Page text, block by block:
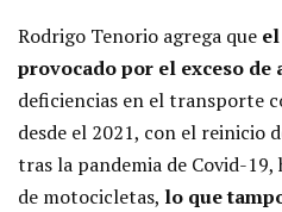
Rodrigo Tenorio agrega que
provocado por el exceso de
deficiencias en el transporte
desde el 2021, con el reinicio
tras la pandemia de Covid-
de motocicletas, lo que